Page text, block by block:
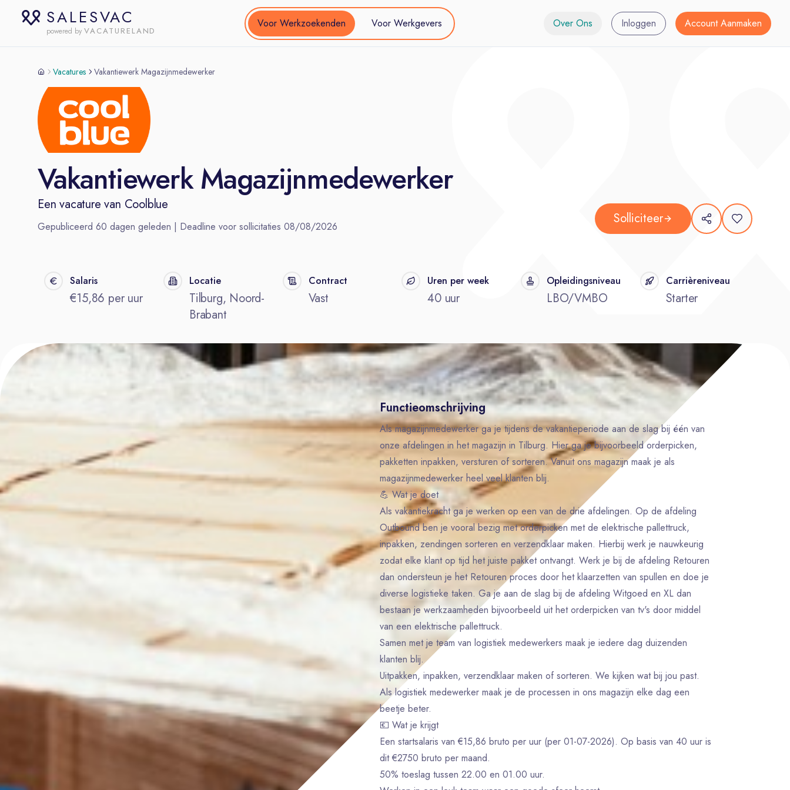
SALESVAC
powered by VACATURELAND
Voor Werkzoekenden Voor Werkgevers Over Ons Inloggen Account Aanmaken
Vacatures Vakantiewerk Magazijnmedewerker
Vakantiewerk Magazijnmedewerker
Een vacature van Coolblue
Gepubliceerd 60 dagen geleden | Deadline voor sollicitaties 08/08/2026 Solliciteer
Salaris
€15,86 per uur
Locatie
Tilburg, Noord-
Brabant
Contract
Vast
Uren per week
40 uur
Opleidingsniveau
LBO/VMBO
Carrièreniveau
Starter
Functieomschrijving
Als magazijnmedewerker ga je tijdens de vakantieperiode aan de slag bij één van
onze afdelingen in het magazijn in Tilburg. Hier ga je bijvoorbeeld orderpicken,
pakketten inpakken, versturen of sorteren. Vanuit ons magazijn maak je als
magazijnmedewerker heel veel klanten blij.
💪 Wat je doet
Als vakantiekracht ga je werken op een van de drie afdelingen. Op de afdeling
Outbound ben je vooral bezig met orderpicken met de elektrische pallettruck,
inpakken, zendingen sorteren en verzendklaar maken. Hierbij werk je nauwkeurig
zodat elke klant op tijd het juiste pakket ontvangt. Werk je bij de afdeling Retouren
dan ondersteun je het Retouren proces door het klaarzetten van spullen en doe je
diverse logistieke taken. Ga je aan de slag bij de afdeling Witgoed en XL dan
bestaan je werkzaamheden bijvoorbeeld uit het orderpicken van tv's door middel
van een elektrische pallettruck.
Samen met je team van logistiek medewerkers maak je iedere dag duizenden
klanten blij.
Uitpakken, inpakken, verzendklaar maken of sorteren. We kijken wat bij jou past.
Als logistiek medewerker maak je de processen in ons magazijn elke dag een
beetje beter.
💶 Wat je krijgt
Een startsalaris van €15,86 bruto per uur (per 01-07-2026). Op basis van 40 uur is
dit €2750 bruto per maand.
50% toeslag tussen 22.00 en 01.00 uur.